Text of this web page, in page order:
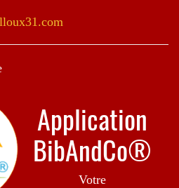
Application
BibAndCo®
Votre